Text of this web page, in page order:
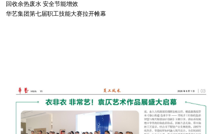
回收余热废水 安全节能增效
华艺集团第七届职工技能大赛拉开帷幕